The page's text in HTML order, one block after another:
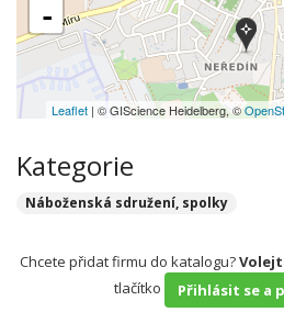
-
Leaflet | © GIScience Heidelberg, ©
Kategorie
Náboženská sdružení, spolky
Chcete přidat firmu do katalogu?
tlačítko
Přihlásit se a